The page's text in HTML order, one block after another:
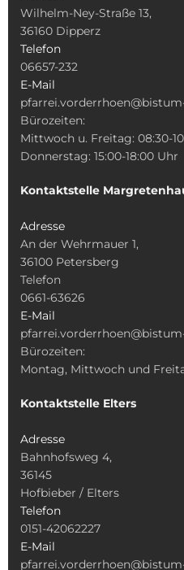
Wilhelm-Ney-Straße 13,
36160 Dipperz
Telefon
06657-232
E-Mail
Bürozeiten:
Mittwoch u. Freitag: 08:30-
Donnerstag: 15:00-18:00 Uhr
Kontaktstelle
Adresse
An der Wehrmauer 1,
36100 Petersberg
Telefon
0661-63626
E-Mail
Bürozeiten:
Montag, Mittwoch und
Kontaktstelle Elters
Adresse
Bahnhofsweg 4,
36145
Hofbieber / Elters
Telefon
0151-42062227
E-Mail